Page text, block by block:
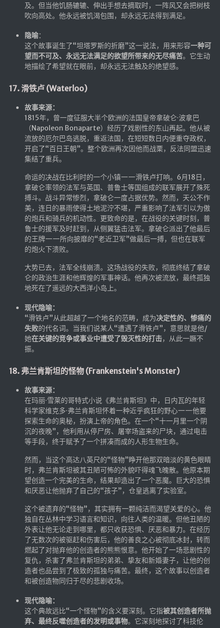
及。但当他饥肠辘辘、伸出手想去摘取时，一阵风又会把树枝
吹向高处。他永远被饥渴包围，却永远无法得到满足。
隐喻：
这个故事诞生了“坦塔罗斯的折磨”这一说法，用来形容一种可
望而不可及、永远无法满足的欲望所带来的无尽痛苦。它生动
地描绘了希望就在眼前，却永远无法触及的绝望感。
17. 滑铁卢 (Waterloo)
故事来源：
1815年，曾一度征服大半个欧洲的法国皇帝拿破仑·波拿巴
（Napoleon Bonaparte）经历了戏剧性的东山再起。他从被
流放的厄尔巴岛逃脱，重返法国，在短短数日内便重夺政权，
开启了“百日王朝”。整个欧洲再次因他而战栗，反法同盟迅速
集结了重兵。
命运的决战在比利时的一个小镇——滑铁卢打响。6月18日，
拿破仑率领的法军与英国、普鲁士等国组成的联军展开了殊死
搏斗。战斗异常惨烈，拿破仑一度占据优势。然而，天公不作
美，连日的暴雨使得土地泥泞不堪，严重影响了法军引以为傲
的炮兵和骑兵的机动性。更致命的是，在战役的关键时刻，普
鲁士的援军及时赶到，从侧翼猛击法军。拿破仑派出了他最后
的王牌——所向披靡的“老近卫军”做最后一搏，但也在联军
的炮火下溃败。
大势已去，法军全线崩溃。这场战役的失败，彻底终结了拿破
仑的政治生涯和他辉煌的军事神话。他再次被流放，最终孤独
地死在了遥远的大西洋小岛上。
现代隐喻：
“滑铁卢”从此超越了一个地名的范畴，成为决定性的、惨痛的
失败的代名词。当我们说某人“遭遇了滑铁卢”，意思就是他/
她在关键的竞争或事业中遭受了毁灭性的打击，从此一蹶不
振。
18. 弗兰肯斯坦的怪物 (Frankenstein's Monster)
故事来源：
在玛丽·雪莱的哥特式小说《弗兰肯斯坦》中，日内瓦的年轻
科学家维克多·弗兰肯斯坦怀着一种近乎疯狂的野心——他要
探索生命的奥秘，扮演上帝的角色。在一个“十一月里一个阴
沉的夜晚”，他利用从停尸房、屠宰场盗来的尸块，通过电击
等手段，终于赋予了一个拼凑而成的人形生物生命。
然而，当这个高达八英尺的“怪物”睁开他那双暗淡的黄色眼睛
时，弗兰肯斯坦被其丑陋可怖的外貌吓得魂飞魄散。他原本期
望创造一个完美的生命，结果却造出了一个恶魔。巨大的恐惧
和厌恶让他抛弃了自己的“孩子”，仓皇逃离了实验室。
这个被遗弃的“怪物”，其实拥有一颗纯洁而渴望关爱的心。他
独自在丛林中学习语言和知识，向往人类的温暖。但他丑陋的
外表让他无论走到哪里，都只收获恐惧、厌恶和暴力。在经历
了无数次的被驱赶和伤害后，他的善良之心被彻底冰封，转而
燃起了对抛弃他的创造者的熊熊恨意。他开始了一场悲剧性的
复仇，杀害了弗兰肯斯坦的弟弟、挚友和新婚妻子，让他的创
造者也品尝到了极致的孤独与痛苦。最终，这个故事以创造者
和被创造物同归于尽的悲剧收场。
现代隐喻：
这个典故远比“一个怪物”的含义要深刻。它指被其创造者所抛
弃、最终反噬创造者的发明或事物。它深刻地探讨了科技伦